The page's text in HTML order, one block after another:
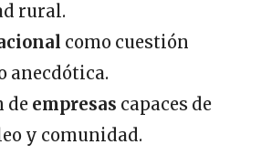
rural.
como cuestión
anecdótica.
de empresas capaces de
y comunidad.